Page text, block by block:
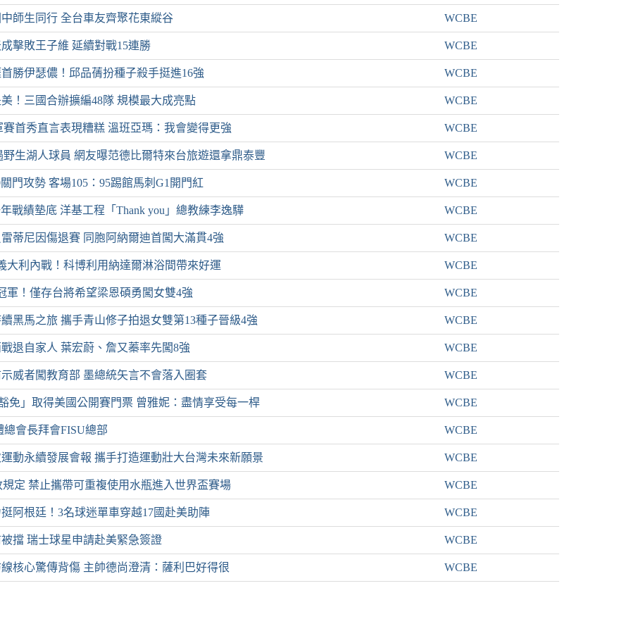
師生同行 全台車友齊聚花東縱谷 WCBE
擊敗王子維 延續對戰15連勝 WCBE
勝伊瑟儂！邱品蒨扮種子殺手挺進16強 WCBE
！三國合辦擴編48隊 規模最大成亮點 WCBE
首秀直言表現糟糕 溫班亞瑪：我會變得更強 WCBE
生湖人球員 網友曝范德比爾特來台旅遊還拿鼎泰豐 WCBE
門攻勢 客場105：95踢館馬刺G1開門紅 WCBE
戰績墊底 洋基工程「Thank you」總教練李逸驊 WCBE
蒂尼因傷退賽 同胞阿納爾迪首闖大滿貫4強 WCBE
大利內戰！科博利用納達爾淋浴間帶來好運 WCBE
軍！僅存台將希望梁恩碩勇闖女雙4強 WCBE
黑馬之旅 攜手青山修子拍退女雙第13種子晉級4強 WCBE
退自家人 葉宏蔚、詹又蓁率先闖8強 WCBE
威者闖教育部 墨總統矢言不會落入圈套 WCBE
免」取得美國公開賽門票 曾雅妮：盡情享受每一桿 WCBE
會長拜會FISU總部 WCBE
動永續發展會報 攜手打造運動壯大台灣未來新願景 WCBE
定 禁止攜帶可重複使用水瓶進入世界盃賽場 WCBE
阿根廷！3名球迷單車穿越17國赴美助陣 WCBE
擋 瑞士球星申請赴美緊急簽證 WCBE
核心驚傳背傷 主帥德尚澄清：薩利巴好得很 WCBE